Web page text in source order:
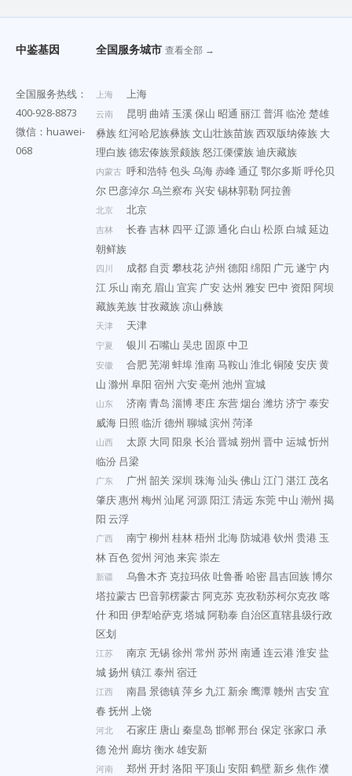
中鉴基因
全国服务热线：
400-928-8873
微信：huawei-
068
全国服务城市 查看全部 →
上海 上海
云南 昆明 曲靖 玉溪保山 昭通 丽江普洱临沧楚雄
彝族红河哈尼族彝族文山壮族苗族西双版纳傣族 大
理白族德宏傣族景颇族怒江傈僳族迪庆藏族
内蒙古 呼和浩特包头乌海赤峰通辽 鄂尔多斯呼伦贝
尔 巴彦淖尔乌兰察布 兴安锡林郭勒 阿拉善
北京 北京
吉林 长春 吉林 四平辽源通化 白山 松原 白城延边
朝鲜族
四川 成都 自贡攀枝花泸州 德阳 绵阳 广元遂宁 内
江 乐山 南充 眉山 宜宾 广安达州 雅安 巴中 资阳 阿坝
藏族羌族甘孜藏族凉山彝族
天津 天津
宁夏 银川 石嘴山 吴忠 固原中卫
安徽 合肥芜湖 蚌埠淮南马鞍山 淮北铜陵 安庆黄
山 滁州 阜阳 宿州 六安亳州 池州 宣城
山东 济南青岛 淄博枣庄 东营烟台 潍坊济宁泰安
威海 日照 临沂德州 聊城滨州 菏泽
山西 太原 大同 阳泉 长治晋城朔州 晋中 运城忻州
临汾 吕梁
广东 广州 韶关 深圳 珠海汕头佛山 江门 湛江 茂名
肇庆惠州 梅州 汕尾 河源阳江清远 东莞中山 潮州 揭
阳 云浮
广西 南宁柳州 桂林梧州 北海防城港钦州 贵港 玉
林百色贺州 河池来宾崇左
新疆 乌鲁木齐 克拉玛依 吐鲁番 哈密 昌吉回族博尔
塔拉蒙古 巴音郭楞蒙古阿克苏 克孜勒苏柯尔克孜喀
什和田 伊犁哈萨克塔城阿勒泰 自治区直辖县级行政
区划
江苏 南京无锡徐州 常州 苏州 南通 连云港淮安盐
城扬州 镇江泰州 宿迁
江西 南昌 景德镇萍乡 九江 新余鹰潭赣州 吉安宜
春 抚州 上饶
河北 石家庄 唐山 秦皇岛 邯郸邢台 保定 张家口 承
德沧州 廊坊衡水雄安新
河南 郑州 开封洛阳 平顶山 安阳 鹤壁 新乡焦作濮